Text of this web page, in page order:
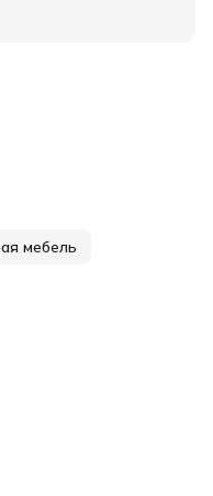
мебель